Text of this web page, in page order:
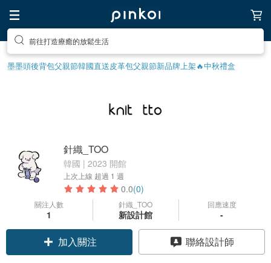
前往打造療癒的放鬆生活
墨墨頭後背包父親節韓國直送皮革包父親節新品牌上架🔥中秋禮盒
針織_TOO
韓國 | 2023 開館
上次上線 超過 1 週
0.0(0)
關注人數
1
針織_TOO
新設計館
回應速度
-
加入關注 聯絡設計師